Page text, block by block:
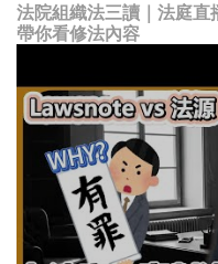
法院組織法三讀｜法庭直
帶你看修法內容